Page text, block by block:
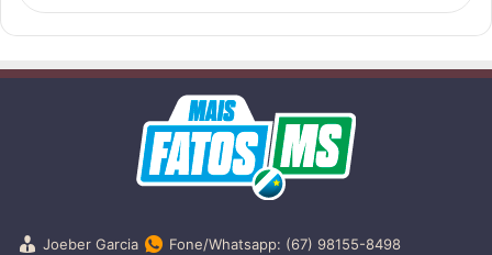
Joeber Garcia
Fone/Whatsapp: (67) 98155-8498